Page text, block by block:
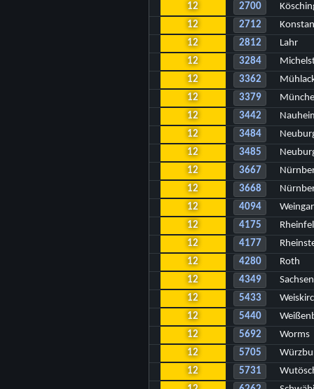
12
2700
12
2712
12
2812
Lahr
12
3284
12
3362
12
3379
12
3442
12
3484
12
3485
12
3667
12
3668
12
4094
12
4175
12
4177
12
4280
Roth
12
4349
12
5433
12
5440
12
5692
Worms
12
5705
12
5731